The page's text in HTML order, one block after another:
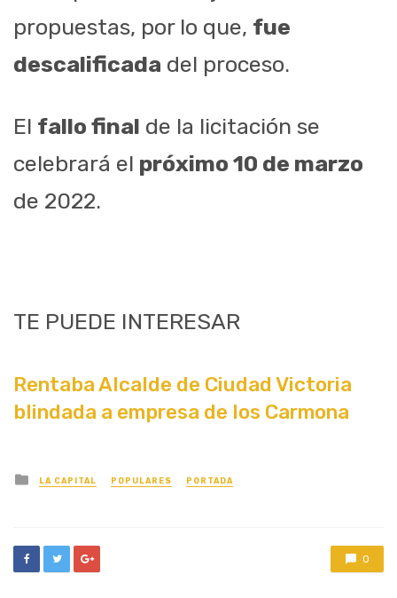
propuestas, por lo que, fue
descalificada del proceso.
El fallo final de la licitación se
celebrará el próximo 10 de marzo
de 2022.
TE PUEDE INTERESAR
Rentaba Alcalde de Ciudad Victoria
blindada a empresa de los Carmona
Posted
in
LA CAPITAL POPULARES PORTADA
0